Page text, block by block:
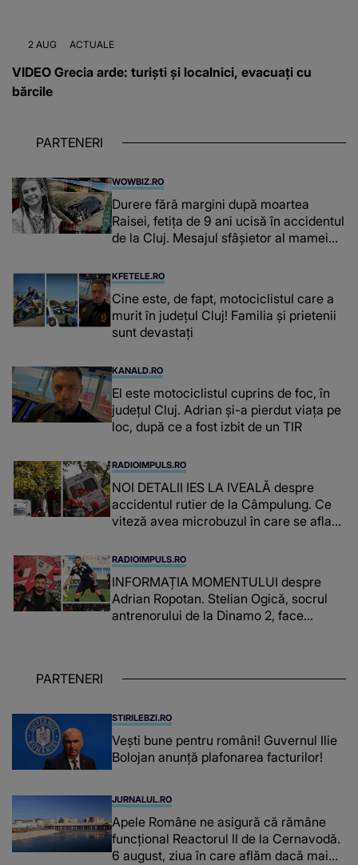
2 AUG ACTUALE
VIDEO Grecia arde: turiști și localnici, evacuați cu
bărcile
PARTENERI
WOWBIZ.RO
Durere fără margini după moartea
Raisei, fetița de 9 ani ucisă în accidentul
de la Cluj. Mesajul sfâșietor al mamei
KFETELE.RO
Cine este, de fapt, motociclistul care a
murit în județul Cluj! Familia și prietenii
sunt devastați
KANALD.RO
El este motociclistul cuprins de foc, în
județul Cluj. Adrian și-a pierdut viața pe
loc, după ce a fost izbit de un TIR
RADIOIMPULS.RO
NOI DETALII IES LA IVEALĂ despre
accidentul rutier de la Câmpulung. Ce
viteză avea microbuzul în care se aflau
curbă: "A venit în..."
RADIOIMPULS.RO
INFORMAȚIA MOMENTULUI despre
Adrian Ropotan. Stelian Ogică, socrul
antrenorului de la Dinamo 2, face
PARTENERI
STIRILEBZI.RO
Vești bune pentru români! Guvernul Ilie
Bolojan anunță plafonarea facturilor!
JURNALUL.RO
Apele Române ne asigură că rămâne
funcțional Reactorul II de la Cernavodă.
6 august, ziua în care aflăm dacă mai